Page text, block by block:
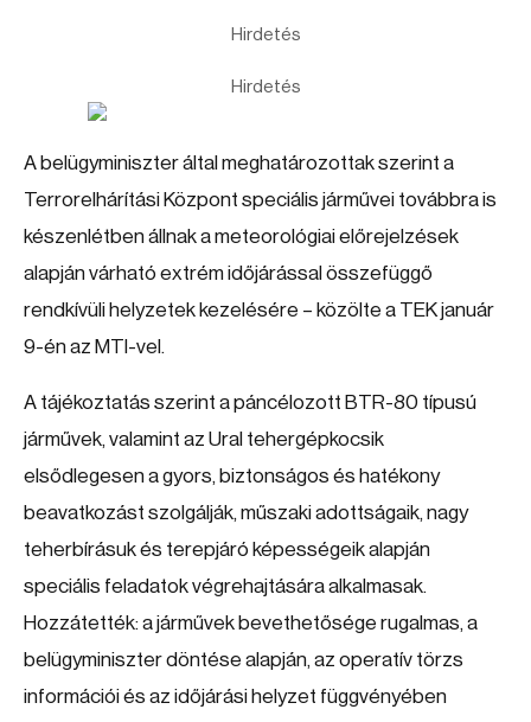
Hirdetés
Hirdetés
A belügyminiszter által meghatározottak szerint a
Terrorelhárítási Központ speciális járművei továbbra is
készenlétben állnak a meteorológiai előrejelzések
alapján várható extrém időjárással összefüggő
rendkívüli helyzetek kezelésére – közölte a TEK január
9-én az MTI-vel.
A tájékoztatás szerint a páncélozott BTR-80 típusú
járművek, valamint az Ural tehergépkocsik
elsődlegesen a gyors, biztonságos és hatékony
beavatkozást szolgálják, műszaki adottságaik, nagy
teherbírásuk és terepjáró képességeik alapján
speciális feladatok végrehajtására alkalmasak.
Hozzátették: a járművek bevethetősége rugalmas, a
belügyminiszter döntése alapján, az operatív törzs
információi és az időjárási helyzet függvényében